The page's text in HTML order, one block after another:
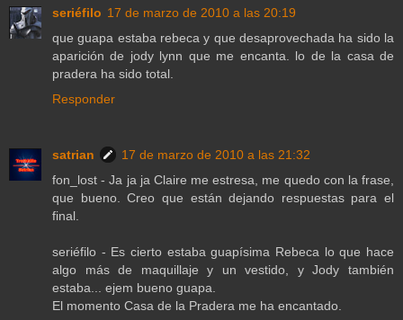
seriéfilo 17 de marzo de 2010 a las 20:19
que guapa estaba rebeca y que desaprovechada ha sido la
aparición de jody lynn que me encanta. lo de la casa de
pradera ha sido total.
Responder
satrian
17 de marzo de 2010 a las 21:32
fon_lost - Ja ja ja Claire me estresa, me quedo con la frase,
que bueno. Creo que están dejando respuestas para el
final.
seriéfilo - Es cierto estaba guapísima Rebeca lo que hace
algo más de maquillaje y un vestido, y Jody también
estaba... ejem bueno guapa.
El momento Casa de la Pradera me ha encantado.